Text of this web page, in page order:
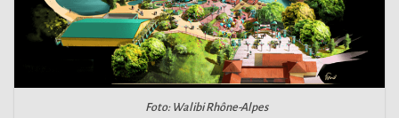
Foto: Walibi Rhône-Alpes